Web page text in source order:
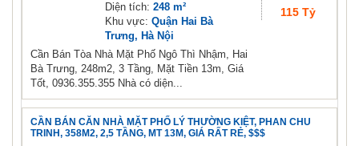
Diện tích: 248 m²
Khu vực: Quận Hai Bà
Trưng, Hà Nội
115 Tỷ
Cần Bán Tòa Nhà Mặt Phố Ngô Thì Nhậm, Hai
Bà Trưng, 248m2, 3 Tầng, Mặt Tiền 13m, Giá
Tốt, 0936.355.355 Nhà có diện...
CẦN BÁN CĂN NHÀ MẶT PHỐ LÝ THƯỜNG KIỆT, PHAN CHU
TRINH, 358M2, 2,5 TẦNG, MT 13M, GIÁ RẤT RẺ, $$$